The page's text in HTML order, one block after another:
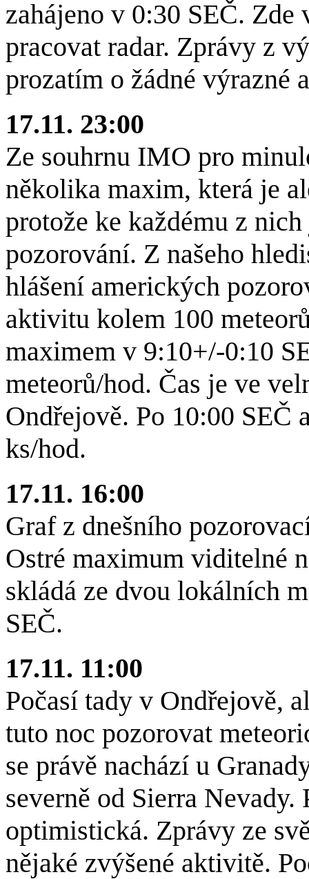
zahájeno v 0:30 SEČ.
pracovat radar. Zprávy z
prozatím o žádné výrazné
17.11. 23:00
Ze souhrnu IMO pro
několika maxim, která je
protože ke každému z
pozorování. Z našeho
hlášení amerických
aktivitu kolem 100
maximem v 9:10+/-0:10
meteorů/hod. Čas je ve
Ondřejově. Po 10:00 SEČ
ks/hod.
17.11. 16:00
Graf z dnešního
Ostré maximum viditelné
skládá ze dvou lokálních
SEČ.
17.11. 11:00
Počasí tady v Ondřejově,
tuto noc pozorovat
se právě nachází u
severně od Sierra Nevady.
optimistická. Zprávy ze
nějaké zvýšené aktivitě.